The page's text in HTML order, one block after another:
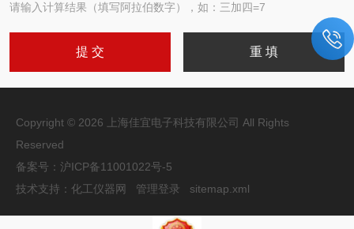
请输入计算结果（填写阿拉伯数字），如：三加四=7
Copyright © 2026 上海佳宜电子科技有限公司 All Rights
Reserved
备案号： 沪ICP备11001022号-5
技术支持： 化工仪器网 管理登录 sitemap.xml